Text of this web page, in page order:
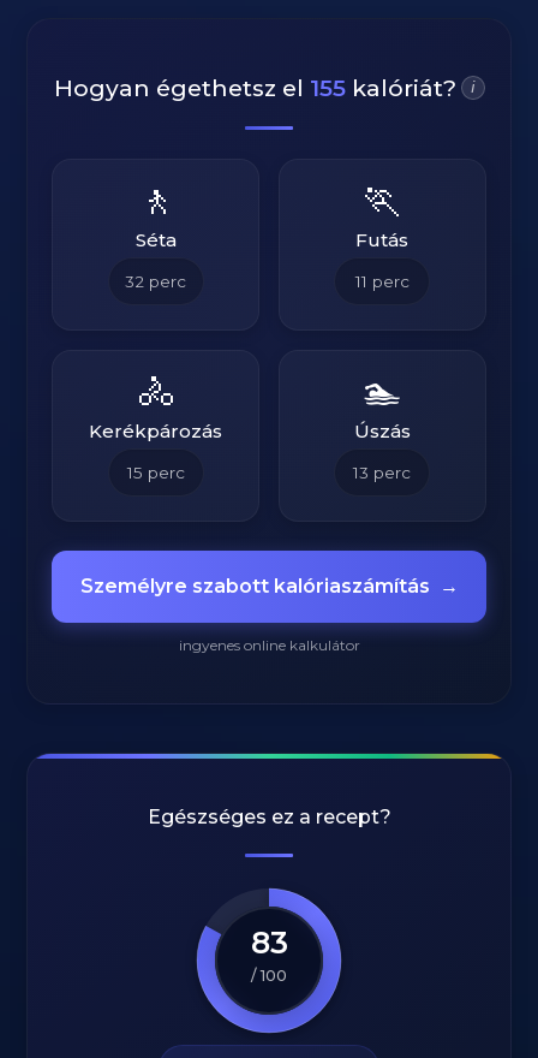
Hogyan égethetsz el 155 kalóriát? i
🚶
Séta
32 perc
🏃
Futás
11 perc
🚴
Kerékpározás
15 perc
🏊
Úszás
13 perc
Személyre szabott kalóriaszámítás →
ingyenes online kalkulátor
Egészséges ez a recept?
83
/ 100